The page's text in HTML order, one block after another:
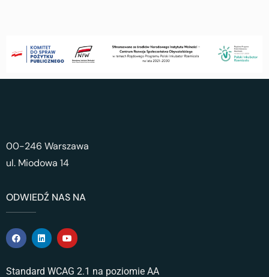
00-246 Warszawa
ul. Miodowa 14
ODWIEDŹ NAS NA
Standard WCAG 2.1 na poziomie AA